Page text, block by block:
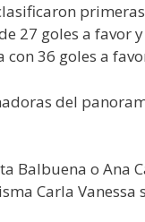
27 goles a favor
36 goles a
del
Balbuena o Ana
Carla